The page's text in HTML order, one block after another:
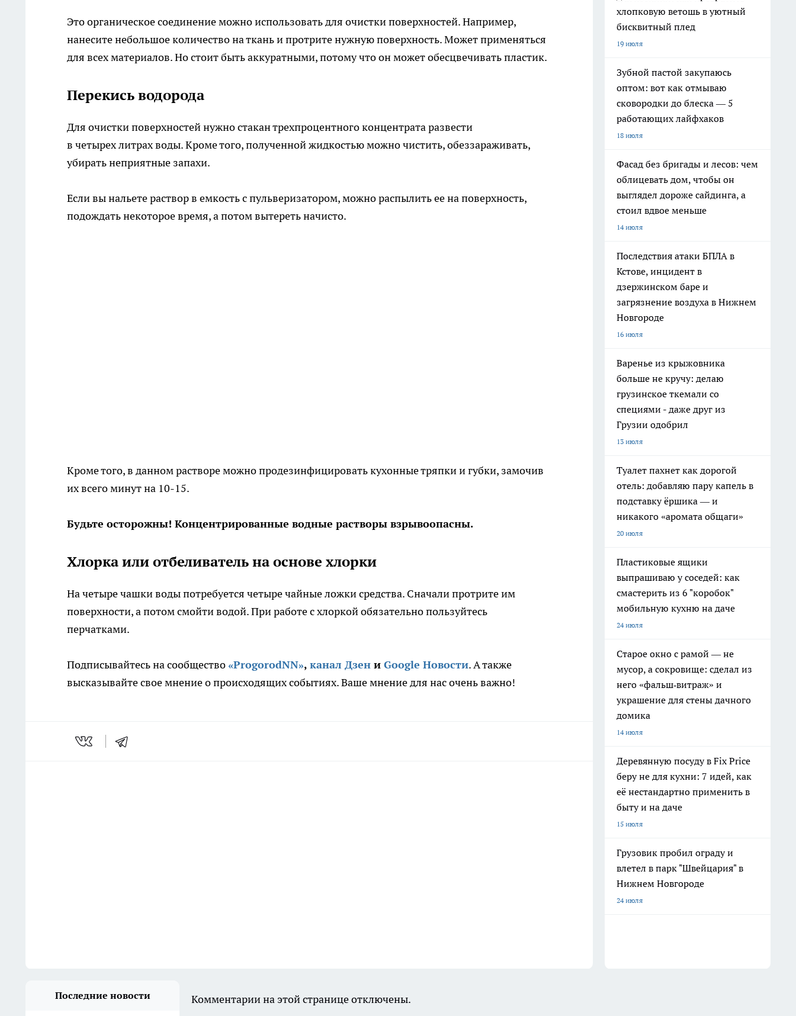
Это органическое соединение можно использовать для очистки поверхностей. Например,
нанесите небольшое количество на ткань и протрите нужную поверхность. Может применяться
для всех материалов. Но стоит быть аккуратными, потому что он может обесцвечивать пластик.
Перекись водорода
Для очистки поверхностей нужно стакан трехпроцентного концентрата развести
в четырех литрах воды. Кроме того, полученной жидкостью можно чистить, обеззараживать,
убирать неприятные запахи.
Если вы нальете раствор в емкость с пульверизатором, можно распылить ее на поверхность,
подождать некоторое время, а потом вытереть начисто.
Кроме того, в данном растворе можно продезинфицировать кухонные тряпки и губки, замочив
их всего минут на 10-15.
Будьте осторожны! Концентрированные водные растворы взрывоопасны.
Хлорка или отбеливатель на основе хлорки
На четыре чашки воды потребуется четыре чайные ложки средства. Сначали протрите им
поверхности, а потом смойти водой. При работе с хлоркой обязательно пользуйтесь
перчатками.
Подписывайтесь на сообщество «ProgorodNN», канал Дзен и Google Новости. А также
высказывайте свое мнение о происходящих событиях. Ваше мнение для нас очень важно!
хлопковую ветошь в уютный
бисквитный плед
19 июля
Зубной пастой закупаюсь
оптом: вот как отмываю
сковородки до блеска — 5
работающих лайфхаков
18 июля
Фасад без бригады и лесов: чем
облицевать дом, чтобы он
выглядел дороже сайдинга, а
стоил вдвое меньше
14 июля
Последствия атаки БПЛА в
Кстове, инцидент в
дзержинском баре и
загрязнение воздуха в Нижнем
Новгороде
16 июля
Варенье из крыжовника
больше не кручу: делаю
грузинское ткемали со
специями - даже друг из
Грузии одобрил
13 июля
Туалет пахнет как дорогой
отель: добавляю пару капель в
подставку ёршика — и
никакого «аромата общаги»
20 июля
Пластиковые ящики
выпрашиваю у соседей: как
смастерить из 6 "коробок"
мобильную кухню на даче
24 июля
Старое окно с рамой — не
мусор, а сокровище: сделал из
него «фальш‑витраж» и
украшение для стены дачного
домика
14 июля
Деревянную посуду в Fix Price
беру не для кухни: 7 идей, как
её нестандартно применить в
быту и на даче
15 июля
Грузовик пробил ограду и
влетел в парк "Швейцария" в
Нижнем Новгороде
24 июля
Последние новости Комментарии на этой странице отключены.